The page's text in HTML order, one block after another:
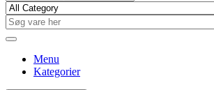
Menu
Kategorier